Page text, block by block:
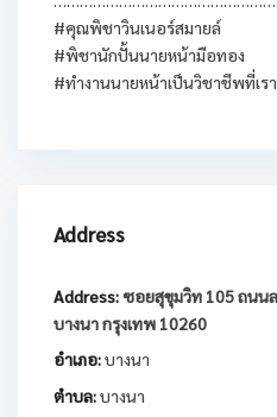
#คุณพิชาวินเนอร์สมายล์
#พิชานักปั้นนายหน้ามือทอง
#ทำงานนายหน้าเป็นวิชาชีพที่เ
Address
Address:ซอยสุขุมวิท 105 ถนนล
บางนา กรุงเทพ 10260
อำเภอ:บางนา
ตำบล:บางนา